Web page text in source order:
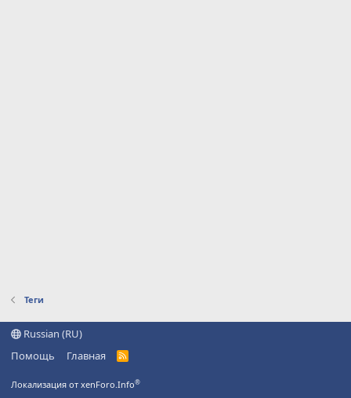
Теги
Russian (RU)
Помощь
Главная
R
Локализация от xenForo.Info®